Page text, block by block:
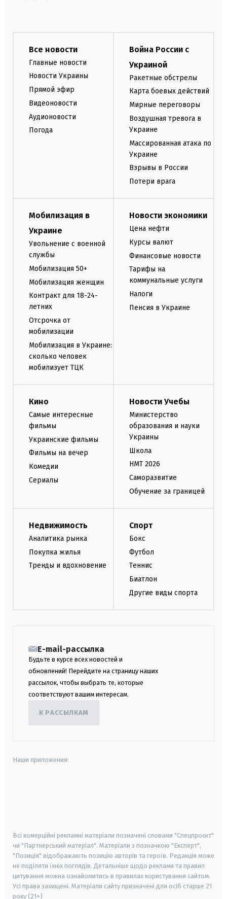
Все новости
Главные новости
Новости Украины
Прямой эфир
Видеоновости
Аудионовости
Погода
Война России с
Украиной
Ракетные обстрелы
Карта боевых действий
Мирные переговоры
Воздушная тревога в
Украине
Массированная атака по
Украине
Взрывы в России
Потери врага
Мобилизация в
Украине
Увольнение с военной
службы
Мобилизация 50+
Мобилизация женщин
Контракт для 18-24-
летних
Отсрочка от
мобилизации
Мобилизация в Украине:
сколько человек
мобилизует ТЦК
Новости экономики
Цена нефти
Курсы валют
Финансовые новости
Тарифы на
коммунальные услуги
Налоги
Пенсия в Украине
Кино
Самые интересные
фильмы
Украинские фильмы
Фильмы на вечер
Комедии
Сериалы
Новости Учебы
Министерство
образования и науки
Украины
Школа
НМТ 2026
Саморазвитие
Обучение за границей
Недвижимость
Аналитика рынка
Покупка жилья
Тренды и вдохновение
Спорт
Бокс
Футбол
Теннис
Биатлон
Другие виды спорта
E-mail-рассылка
Будьте в курсе всех новостей и
обновлений! Перейдите на страницу наших
рассылок, чтобы выбрать те, которые
соответствуют вашим интересам.
К РАССЫЛКАМ
Наши приложения:
Всі комерційні рекламні матеріали позначені словами "Спецпроєкт"
чи "Партнерський матеріал". Матеріали з позначкою "Експерт",
"Позиція" відображають позицію авторів та героїв. Редакція може
не поділяти їхніх поглядів. Детальніше щодо реклами та правил
цитування можна ознайомитись в правилах користування сайтом.
Усі права захищені. Матеріали сайту призначені для осіб старше 21
року (21+)